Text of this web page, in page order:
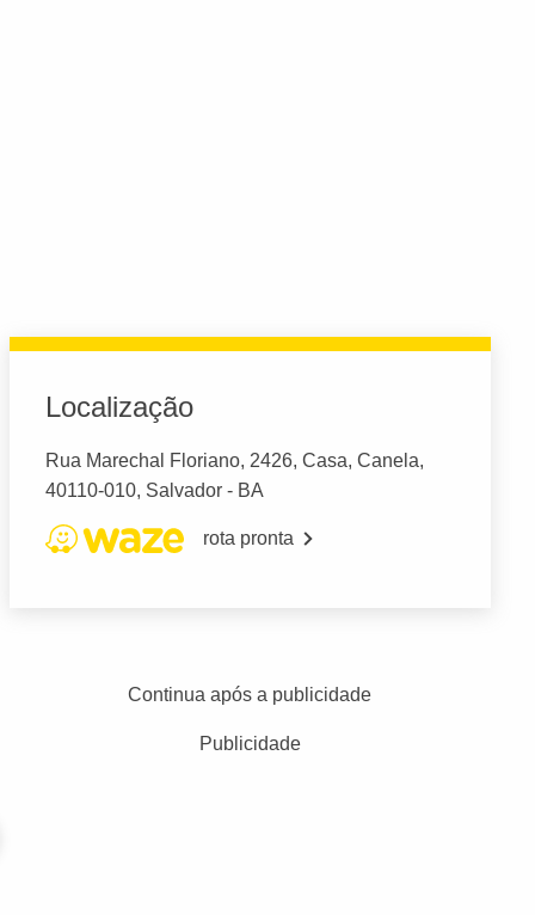
Localização
Rua Marechal Floriano, 2426, Casa, Canela,
40110-010, Salvador - BA
rota pronta
Continua após a publicidade
Publicidade